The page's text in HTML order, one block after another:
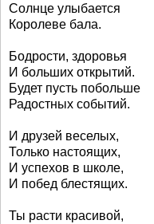
Солнце улыбается
Королеве бала.
Бодрости, здоровья
И больших открытий.
Будет пусть побольше
Радостных событий.
И друзей веселых,
Только настоящих,
И успехов в школе,
И побед блестящих.
Ты расти красивой,